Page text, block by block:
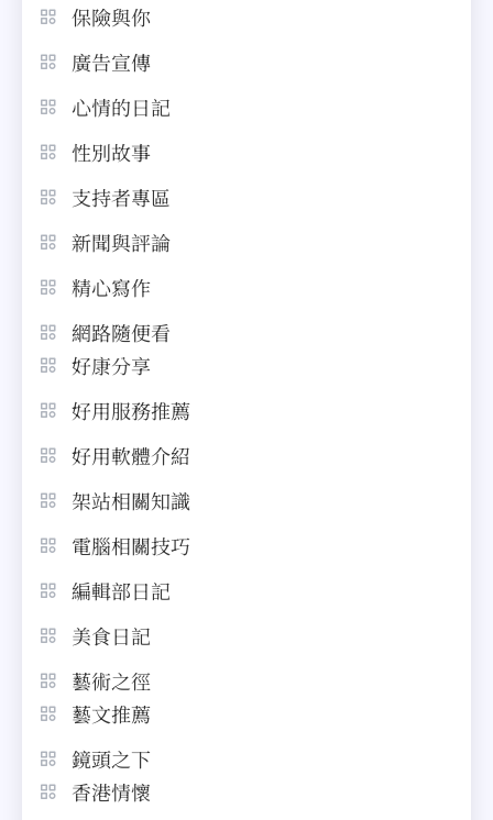
保險與你
廣告宣傳
心情的日記
性別故事
支持者專區
新聞與評論
精心寫作
網路隨便看
好康分享
好用服務推薦
好用軟體介紹
架站相關知識
電腦相關技巧
編輯部日記
美食日記
藝術之徑
藝文推薦
鏡頭之下
香港情懷